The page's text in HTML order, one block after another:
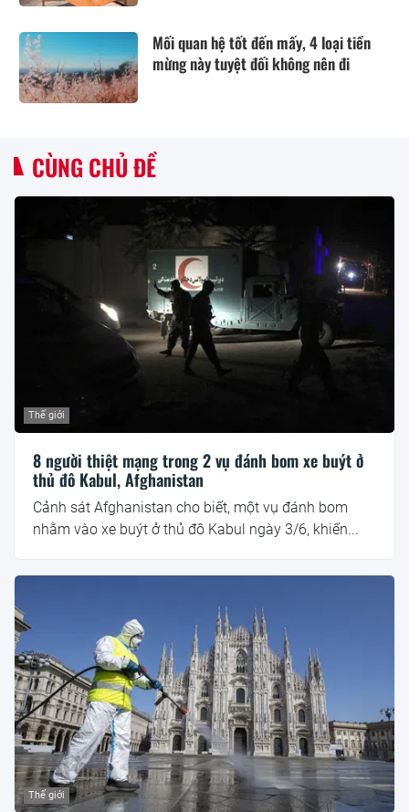
Mối quan hệ tốt đến mấy, 4 loại tiền
mừng này tuyệt đối không nên đi
CÙNG CHỦ ĐỀ
Thế giới
8 người thiệt mạng trong 2 vụ đánh bom xe buýt ở
thủ đô Kabul, Afghanistan
Cảnh sát Afghanistan cho biết, một vụ đánh bom
nhằm vào xe buýt ở thủ đô Kabul ngày 3/6, khiến...
Thế giới